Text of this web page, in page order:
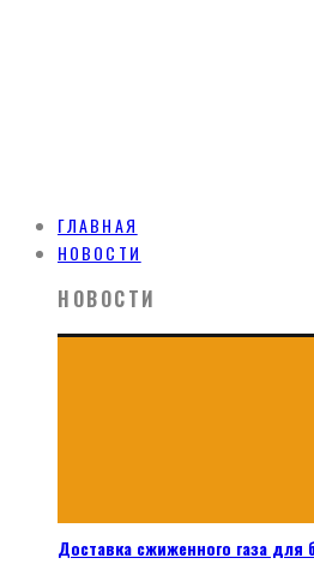
ГЛАВНАЯ
НОВОСТИ
НОВОСТИ
Доставка сжиженного газа